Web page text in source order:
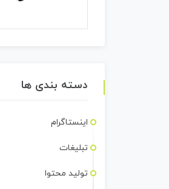
دسته بندی ها
اینستاگرام
تبلیغات
تولید محتوا